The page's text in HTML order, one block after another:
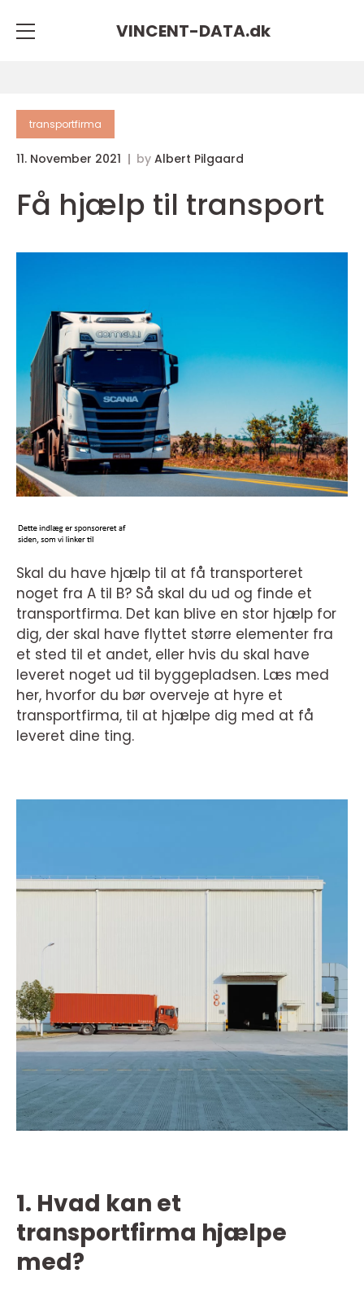
VINCENT-DATA.dk
transportfirma
11. November 2021 by Albert Pilgaard
Få hjælp til transport
Skal du have hjælp til at få transporteret
noget fra A til B? Så skal du ud og finde et
transportfirma. Det kan blive en stor hjælp for
dig, der skal have flyttet større elementer fra
et sted til et andet, eller hvis du skal have
leveret noget ud til byggepladsen. Læs med
her, hvorfor du bør overveje at hyre et
transportfirma, til at hjælpe dig med at få
leveret dine ting.
1. Hvad kan et
transportfirma hjælpe
med?